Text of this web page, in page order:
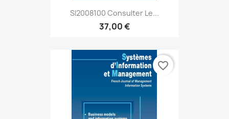
SI2008100 Consulter Le...
37,00 €
favorite_border